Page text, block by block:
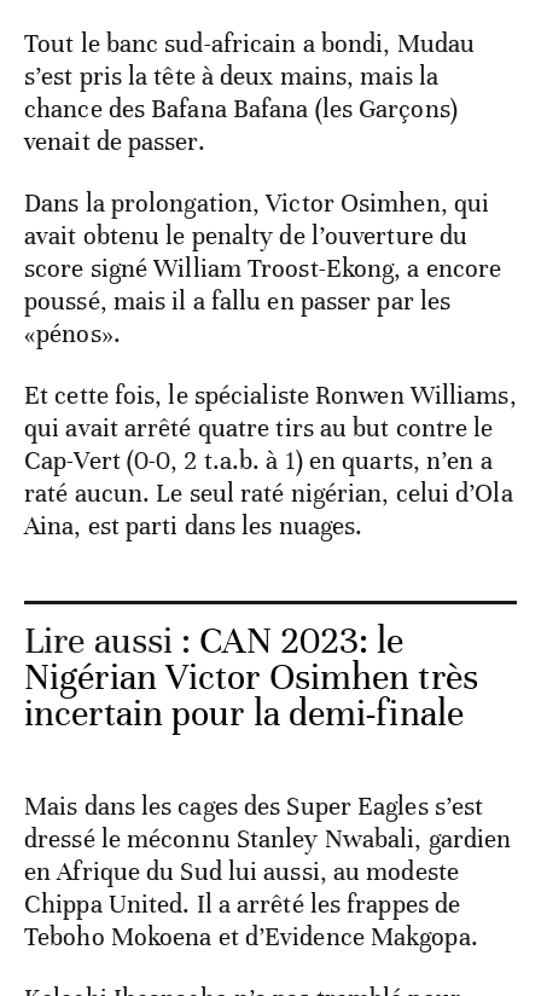
Tout le banc sud-africain a bondi, Mudau
s’est pris la tête à deux mains, mais la
chance des Bafana Bafana (les Garçons)
venait de passer.
Dans la prolongation, Victor Osimhen, qui
avait obtenu le penalty de l’ouverture du
score signé William Troost-Ekong, a encore
poussé, mais il a fallu en passer par les
«pénos».
Et cette fois, le spécialiste Ronwen Williams,
qui avait arrêté quatre tirs au but contre le
Cap-Vert (0-0, 2 t.a.b. à 1) en quarts, n’en a
raté aucun. Le seul raté nigérian, celui d’Ola
Aina, est parti dans les nuages.
Lire aussi : CAN 2023: le
Nigérian Victor Osimhen très
incertain pour la demi-finale
Mais dans les cages des Super Eagles s’est
dressé le méconnu Stanley Nwabali, gardien
en Afrique du Sud lui aussi, au modeste
Chippa United. Il a arrêté les frappes de
Teboho Mokoena et d’Evidence Makgopa.